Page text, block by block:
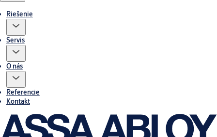
Riešenie
Servis
O nás
Referencie
Kontakt